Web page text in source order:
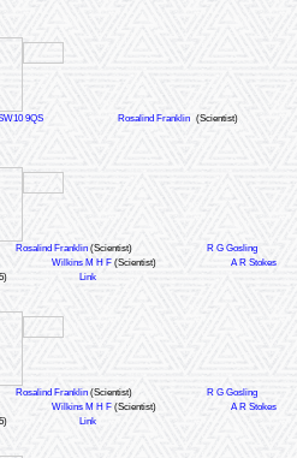
9QS Rosalind Franklin (Scientist)
Rosalind Franklin (Scientist)
R G Gosling
Wilkins M H F (Scientist)
A R Stokes
Link
Rosalind Franklin (Scientist)
R G Gosling
Wilkins M H F (Scientist)
A R Stokes
Link